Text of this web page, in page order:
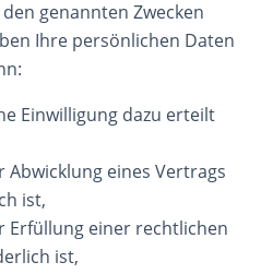
genannten Zwecken
Ihre persönlichen Daten
Einwilligung dazu erteilt
Abwicklung eines Vertrags
ist,
Erfüllung einer rechtlichen
ist,